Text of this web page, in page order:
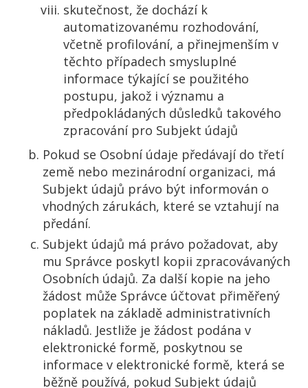
skutečnost, že dochází k
automatizovanému rozhodování,
včetně profilování, a přinejmenším v
těchto případech smysluplné
informace týkající se použitého
postupu, jakož i významu a
předpokládaných důsledků takového
zpracování pro Subjekt údajů
Pokud se Osobní údaje předávají do třetí
země nebo mezinárodní organizaci, má
Subjekt údajů právo být informován o
vhodných zárukách, které se vztahují na
předání.
Subjekt údajů má právo požadovat, aby
mu Správce poskytl kopii zpracovávaných
Osobních údajů. Za další kopie na jeho
žádost může Správce účtovat přiměřený
poplatek na základě administrativních
nákladů. Jestliže je žádost podána v
elektronické formě, poskytnou se
informace v elektronické formě, která se
běžně používá, pokud Subjekt údajů